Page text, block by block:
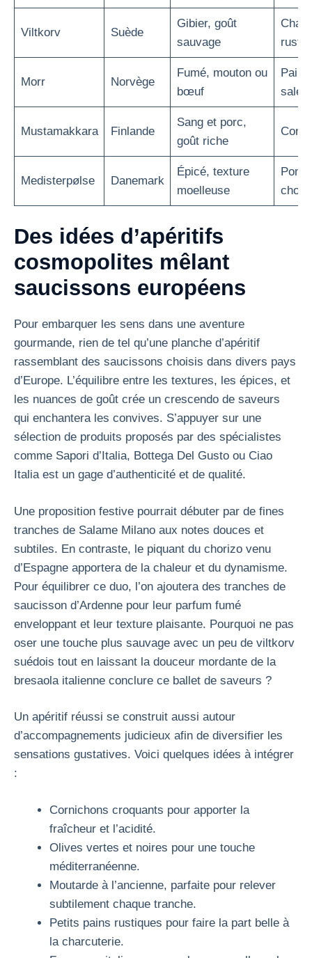
Viltkorv Suède
Gibier, goût
sauvage
Morr Norvège
Fumé, mouton ou
bœuf
Pain
salé
Mustamakkara Finlande
Sang et porc,
goût riche
Medisterpølse Danemark
Épicé, texture
moelleuse
Des idées d’apéritifs
cosmopolites mêlant
saucissons européens
Pour embarquer les sens dans une aventure
gourmande, rien de tel qu’une planche d’apéritif
rassemblant des saucissons choisis dans divers pays
d’Europe. L’équilibre entre les textures, les épices, et
les nuances de goût crée un crescendo de saveurs
qui enchantera les convives. S’appuyer sur une
sélection de produits proposés par des spécialistes
comme Sapori d’Italia, Bottega Del Gusto ou Ciao
Italia est un gage d’authenticité et de qualité.
Une proposition festive pourrait débuter par de fines
tranches de Salame Milano aux notes douces et
subtiles. En contraste, le piquant du chorizo venu
d’Espagne apportera de la chaleur et du dynamisme.
Pour équilibrer ce duo, l’on ajoutera des tranches de
saucisson d’Ardenne pour leur parfum fumé
enveloppant et leur texture plaisante. Pourquoi ne pas
oser une touche plus sauvage avec un peu de viltkorv
suédois tout en laissant la douceur mordante de la
bresaola italienne conclure ce ballet de saveurs ?
Un apéritif réussi se construit aussi autour
d’accompagnements judicieux afin de diversifier les
sensations gustatives. Voici quelques idées à intégrer
:
Cornichons croquants pour apporter la
fraîcheur et l’acidité.
Olives vertes et noires pour une touche
méditerranéenne.
Moutarde à l’ancienne, parfaite pour relever
subtilement chaque tranche.
Petits pains rustiques pour faire la part belle à
la charcuterie.